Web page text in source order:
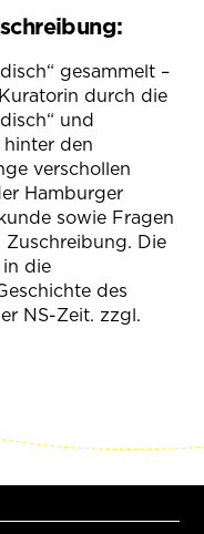
gesammelt –
durch die
und
hinter den
verschollen
Hamburger
sowie Fragen
Die
die
des
NS-Zeit. zzgl.